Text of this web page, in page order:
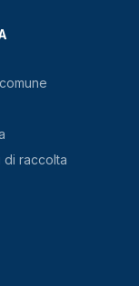
di raccolta